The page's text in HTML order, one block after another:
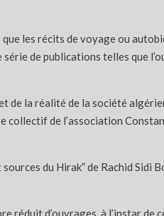
que les récits de voyage ou
de publications telles que
de la réalité de la société
collectif de l’association
du Hirak” de Rachid Sidi
réduit d’ouvrages, à l’instar de